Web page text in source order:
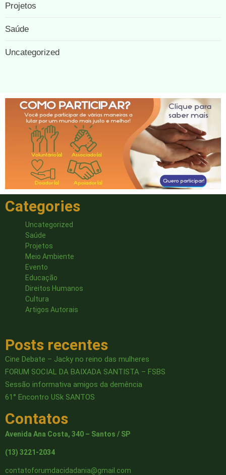
Projetos
Saúde
Uncategorized
Categories
Uncategorized
Saúde
Projetos
Meio Ambiente
Evento
Educação
Direitos Humanos
Cultura
Artigos Autorais
Posts recentes
Cine Debate – Jacky no reino das mulheres
FORUM SOCIAL DA BAIXADA SANTISTA – FSBS
Sessão informativa amigos da demência
61° Encontro USk SANTOS
Contatos
Avenida Ana Costa, 340 – Santos / SP
(13) 3221-2034
contatoforumdacidadania@gmail.com